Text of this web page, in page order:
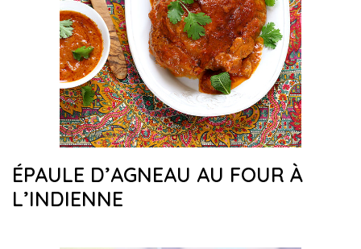
ÉPAULE D’AGNEAU AU FOUR À
L’INDIENNE